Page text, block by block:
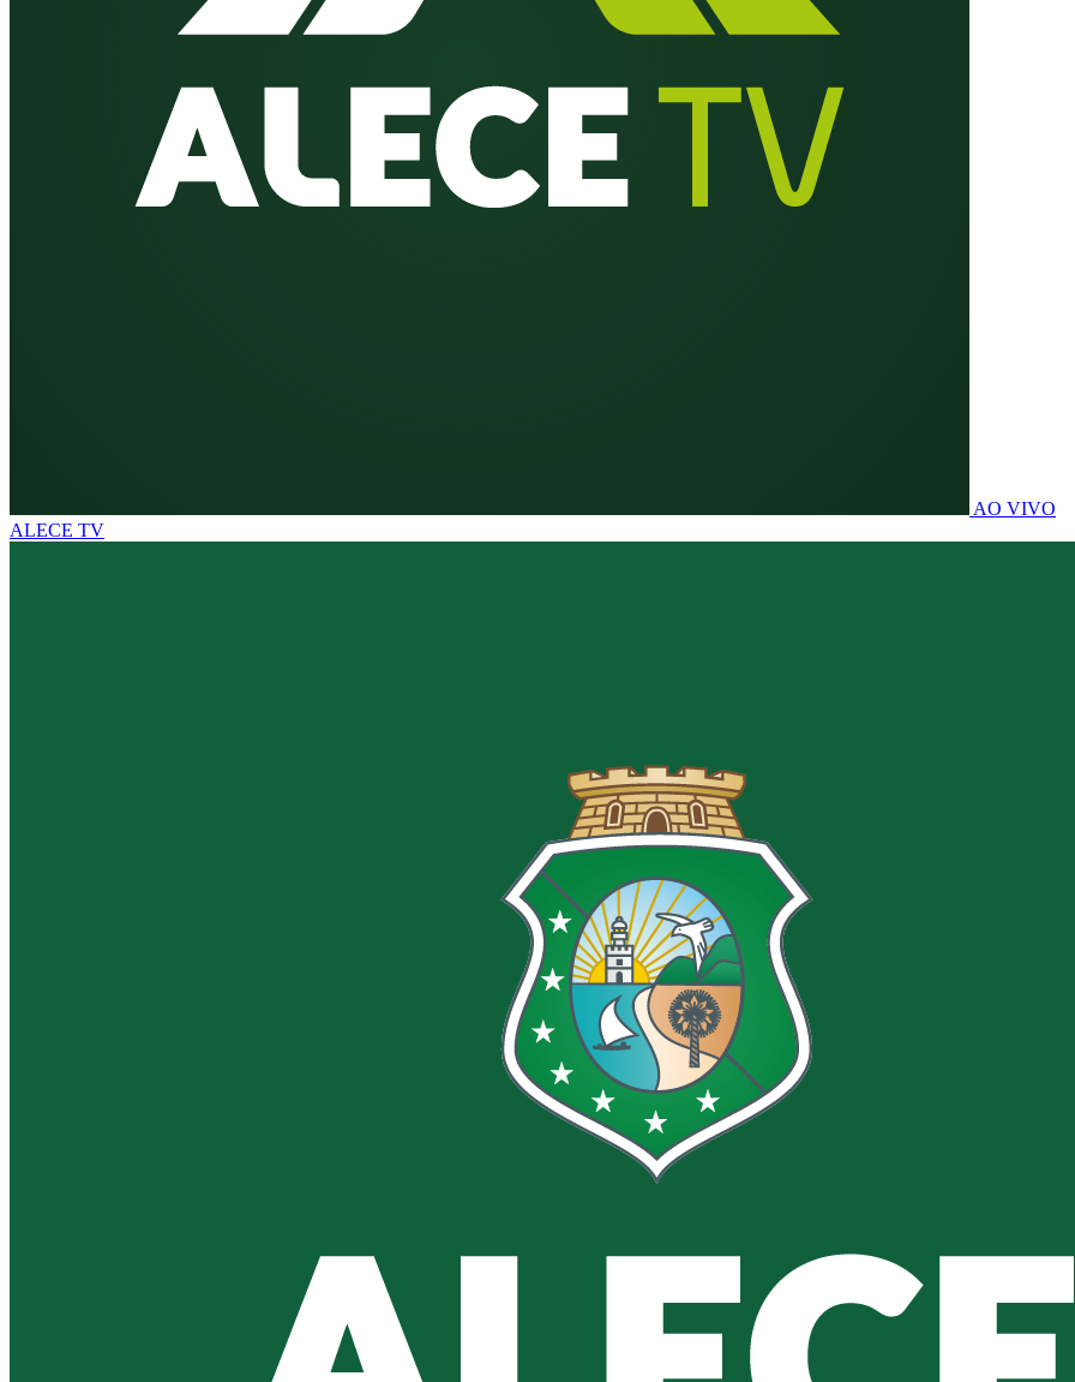
AO VIVO
ALECE TV